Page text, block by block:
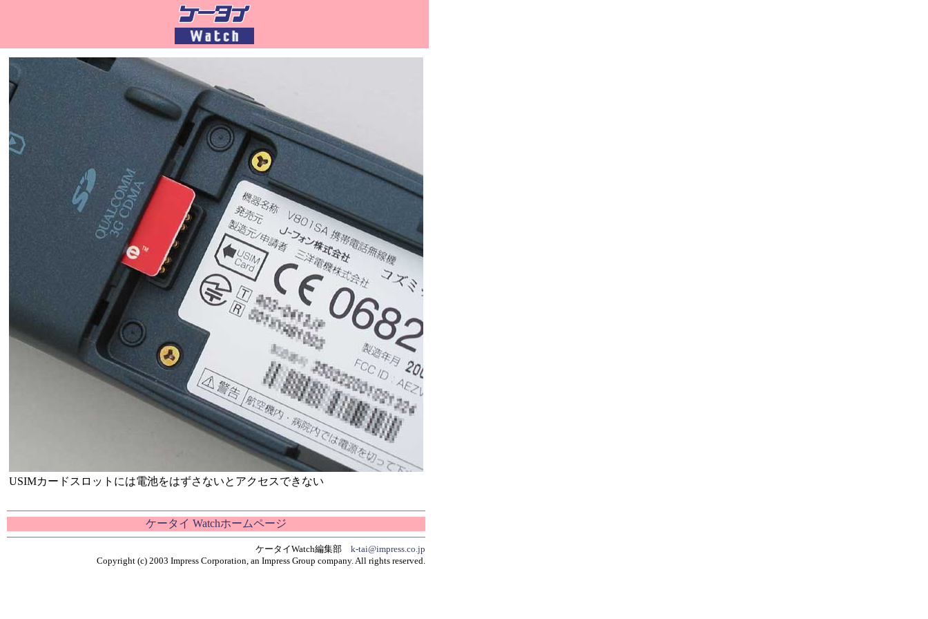
USIMカードスロットには電池をはずさないとアクセスできない
ケータイ Watchホームページ
ケータイWatch編集部 k-tai@impress.co.jp
Copyright (c) 2003 Impress Corporation, an Impress Group company. All rights reserved.